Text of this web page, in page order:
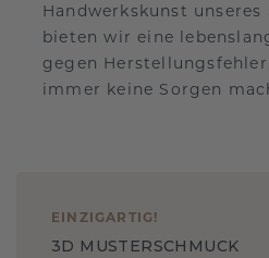
Handwerkskunst unseres
bieten wir eine
gegen
immer keine Sorgen
EINZIGARTIG !
3D MUSTERSCHMUCK